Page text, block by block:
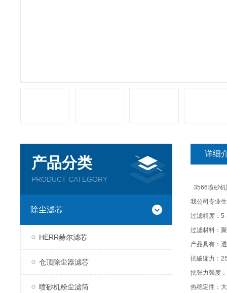
产品分类
PRODUCT CATEGORY
除尘滤芯
HERR赫尔滤芯
仓顶除尘器滤芯
喷砂机粉尘滤筒
详细
3566喷砂
我公司专业
过滤精度：
过滤材料：
产品具有：
抗破绽力：
抗张力强度：
热稳定性：大